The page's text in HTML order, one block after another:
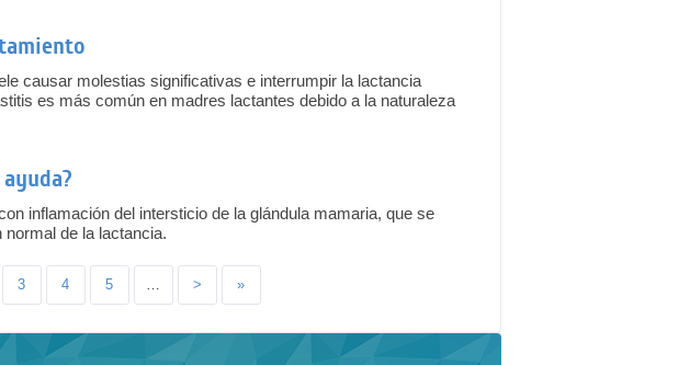
causar molestias significativas e interrumpir la lactancia
es más común en madres lactantes debido a la naturaleza
inflamación del intersticio de la glándula mamaria, que se
de la lactancia.
3 4 5 … > »